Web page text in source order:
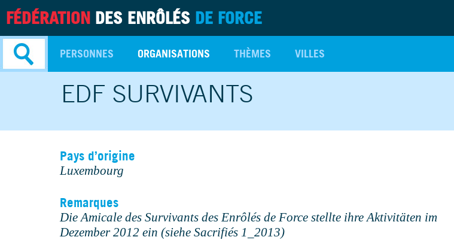
FÉDÉRATION DES ENRÔLÉS DE FORCE
PERSONNES ORGANISATIONS THÈMES VILLES
EDF SURVIVANTS
Pays d’origine
Luxembourg
Remarques
Die Amicale des Survivants des Enrôlés de Force stellte ihre Aktivitäten im
Dezember 2012 ein (siehe Sacrifiés 1_2013)